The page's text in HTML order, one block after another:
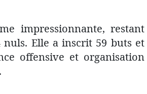
impressionnante, restant
Elle a inscrit 59 buts et
offensive et organisation